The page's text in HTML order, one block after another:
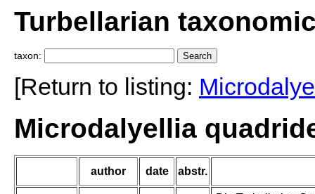
Turbellarian
taxon:
[Return to listing:
Microdalyellia
author date abstr.